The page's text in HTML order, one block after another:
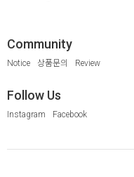
Community
Notice 상품문의 Review
Follow Us
Instagram Facebook